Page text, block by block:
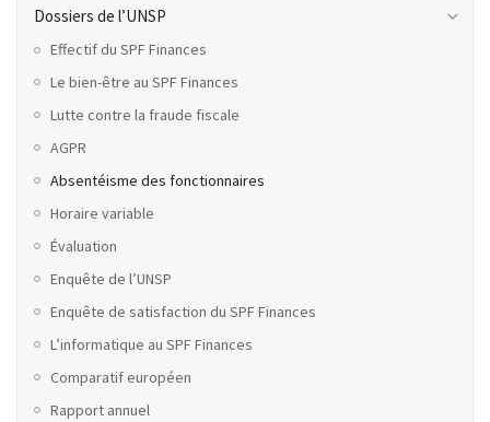
Dossiers de l’UNSP
Effectif du SPF Finances
Le bien-être au SPF Finances
Lutte contre la fraude fiscale
AGPR
Absentéisme des fonctionnaires
Horaire variable
Évaluation
Enquête de l’UNSP
Enquête de satisfaction du SPF Finances
L’informatique au SPF Finances
Comparatif européen
Rapport annuel